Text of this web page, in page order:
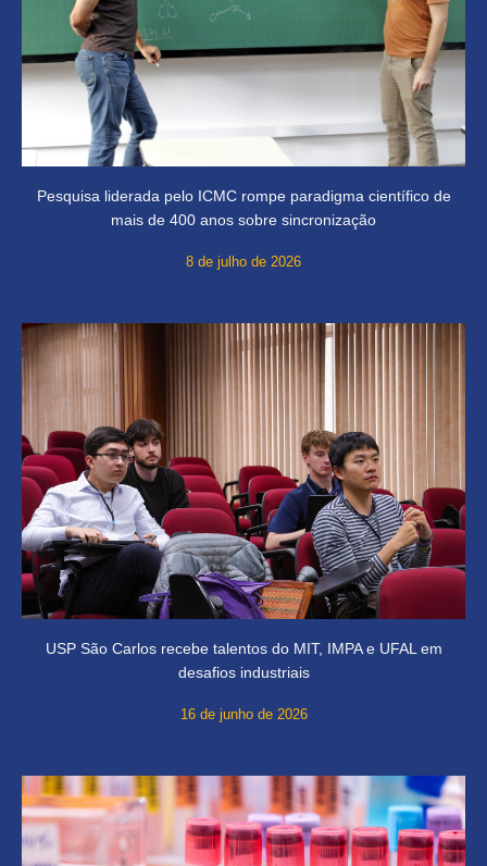
Pesquisa liderada pelo ICMC rompe paradigma científico de
mais de 400 anos sobre sincronização
8 de julho de 2026
USP São Carlos recebe talentos do MIT, IMPA e UFAL em
desafios industriais
16 de junho de 2026